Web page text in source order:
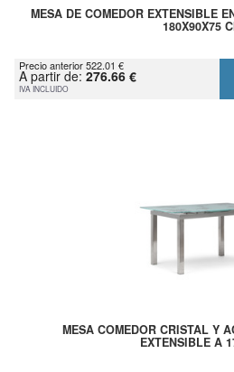
MESA DE COMEDOR EXTENSIBLE
180X90X75
Precio anterior 522.01 €
A partir de: 276.66 €
IVA INCLUIDO
MESA COMEDOR CRISTAL Y
EXTENSIBLE A